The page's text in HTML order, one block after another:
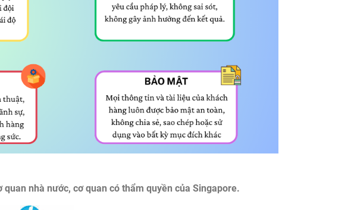
nhà nước, cơ quan có thẩm quyền của Singapore.